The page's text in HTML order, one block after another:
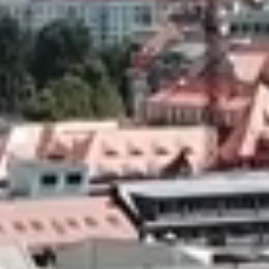
GEMISCHTE NUTZUNG
PROJEKTENTWICKLUNG
KONTAKT
DE EN